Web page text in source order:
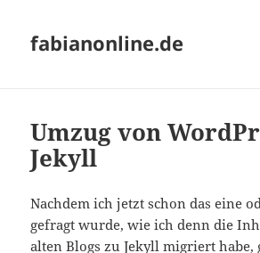
fabianonline.de
Umzug von
Jekyll
Nachdem ich jetzt schon das eine
gefragt wurde, wie ich denn die
alten Blogs zu Jekyll migriert habe,